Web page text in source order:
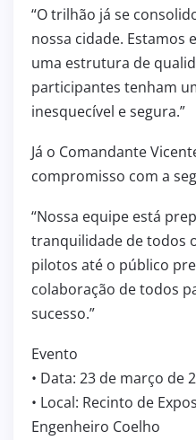
“O trilhão já se
nossa cidade. Estamos
uma estrutura de
participantes tenham
inesquecível e segura.”
Já o Comandante
compromisso com a
“Nossa equipe está
tranquilidade de todos
pilotos até o público
colaboração de todos
sucesso.”
Evento
• Data: 23 de março de
• Local: Recinto de
Engenheiro Coelho